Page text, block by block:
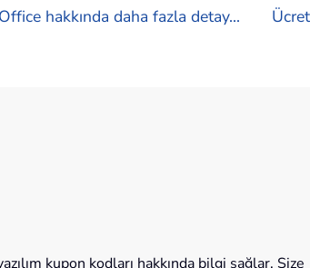
hakkında daha fazla detay...
kupon kodları hakkında bilgi sağlar. Size